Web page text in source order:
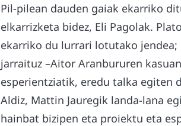
Pil-pilean dauden gaiak ekarriko
elkarrizketa bidez, Eli Pagolak.
ekarriko du lurrari lotutako
jarraituz –Aitor Aranbururen
esperientziatik, eredu talka egiten
Aldiz, Mattin Jauregik landa-lana
hainbat bizipen eta proiektu eta